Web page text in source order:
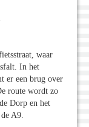
waar
In het
er een brug over
route wordt zo
Dorp en het
A9.